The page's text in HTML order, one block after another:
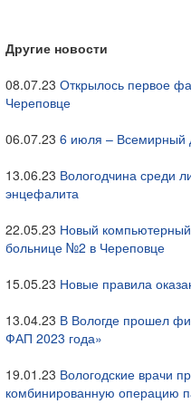
Другие новости
08.07.23 Открылось первое
Череповце
06.07.23 6 июля – Всемирный
13.06.23 Вологодчина среди
энцефалита
22.05.23 Новый
больнице №2 в Череповце
15.05.23 Новые правила
13.04.23 В Вологде прошел
ФАП 2023 года»
19.01.23 Вологодские врачи
комбинированную операцию